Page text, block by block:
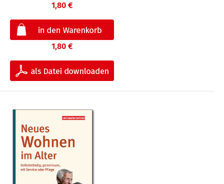
1,80 €
1,80 €